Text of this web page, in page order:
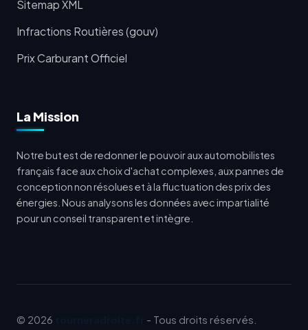
Sitemap XML
Infractions Routières (gouv)
Prix Carburant Officiel
La Mission
Notre but est de redonner le pouvoir aux automobilistes
français face aux choix d'achat complexes, aux pannes de
conception non résolues et à la fluctuation des prix des
énergies. Nous analysons les données avec impartialité
pour un conseil transparent et intègre.
© 2026
- Tous droits réservés.